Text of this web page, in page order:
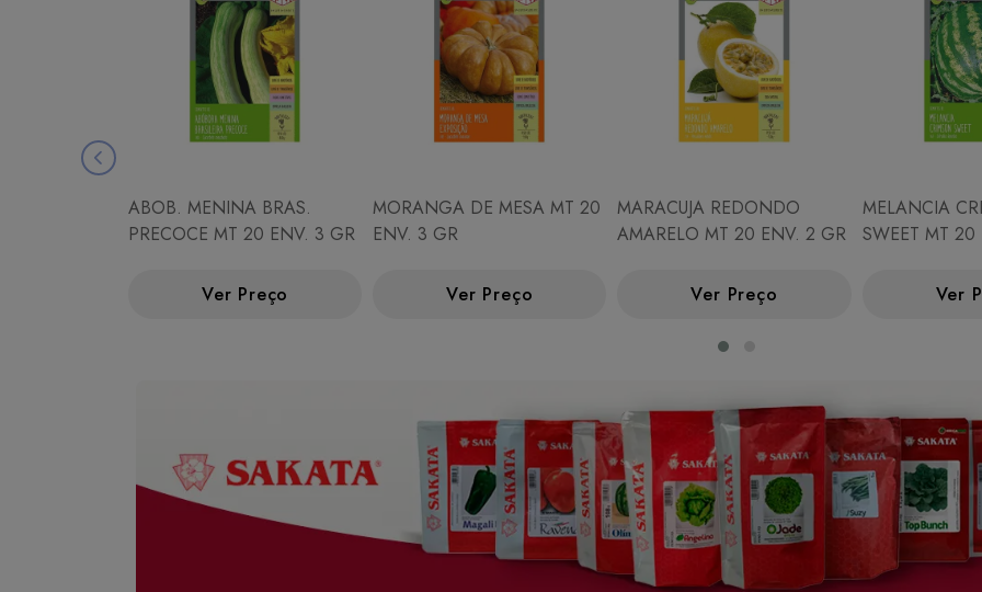
ABOB. MENINA BRAS.
PRECOCE MT 20 ENV. 3 GR
Ver Preço
MORANGA DE MESA MT 20
ENV. 3 GR
Ver Preço
MARACUJA REDONDO
AMARELO MT 20 ENV. 2 GR
Ver Preço
MELANCIA
SWEET MT
Ver